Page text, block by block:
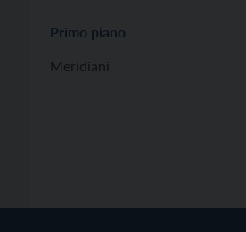
Primo piano
Meridiani